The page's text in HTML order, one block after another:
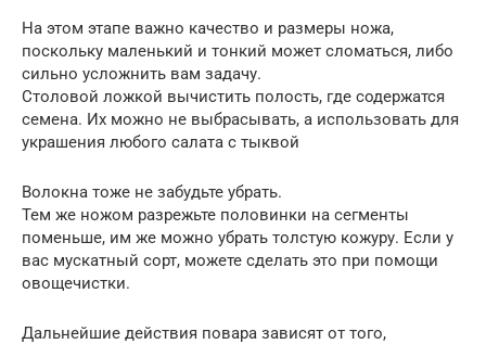
На этом этапе важно качество и размеры ножа,
поскольку маленький и тонкий может сломаться, либо
сильно усложнить вам задачу.
Столовой ложкой вычистить полость, где содержатся
семена. Их можно не выбрасывать, а использовать для
украшения любого салата с тыквой
Волокна тоже не забудьте убрать.
Тем же ножом разрежьте половинки на сегменты
поменьше, им же можно убрать толстую кожуру. Если у
вас мускатный сорт, можете сделать это при помощи
овощечистки.
Дальнейшие действия повара зависят от того,